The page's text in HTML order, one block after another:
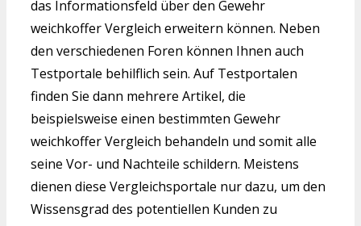
das Informationsfeld über den Gewehr
weichkoffer Vergleich erweitern können. Neben
den verschiedenen Foren können Ihnen auch
Testportale behilflich sein. Auf Testportalen
finden Sie dann mehrere Artikel, die
beispielsweise einen bestimmten Gewehr
weichkoffer Vergleich behandeln und somit alle
seine Vor- und Nachteile schildern. Meistens
dienen diese Vergleichsportale nur dazu, um den
Wissensgrad des potentiellen Kunden zu